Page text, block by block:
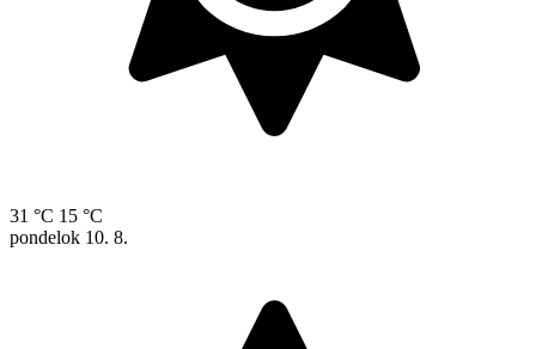
31 °C 15 °C
pondelok 10. 8.